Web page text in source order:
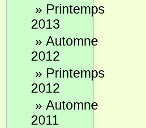
» Printemps
2013
» Automne
2012
» Printemps
2012
» Automne
2011